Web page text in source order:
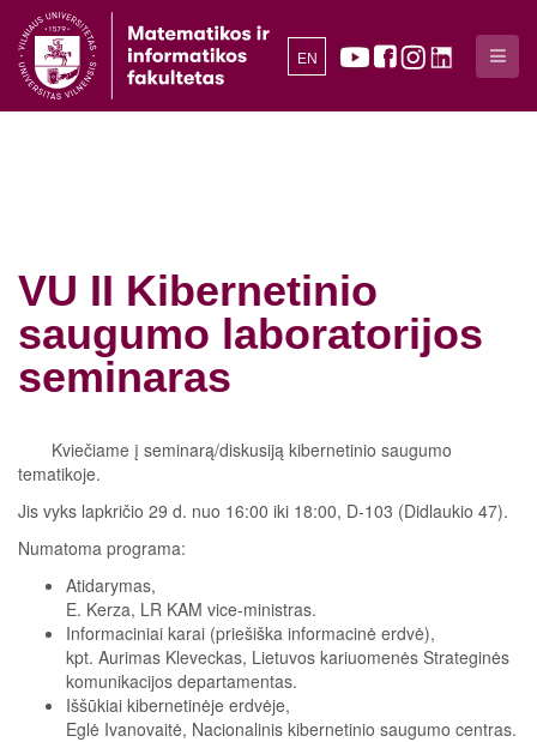
EN
VU II Kibernetinio
saugumo laboratorijos
seminaras
Kviečiame į seminarą/diskusiją kibernetinio saugumo
tematikoje.
Jis vyks lapkričio 29 d. nuo 16:00 iki 18:00, D-103 (Didlaukio 47).
Numatoma programa:
Atidarymas,
E. Kerza, LR KAM vice-ministras.
Informaciniai karai (priešiška informacinė erdvė),
kpt. Aurimas Kleveckas, Lietuvos kariuomenės Strateginės
komunikacijos departamentas.
Iššūkiai kibernetinėje erdvėje,
Eglė Ivanovaitė, Nacionalinis kibernetinio saugumo centras.